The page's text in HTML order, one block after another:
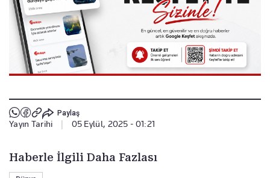
Paylaş
Yayın Tarihi 05 Eylül, 2025 - 01:21
Haberle İlgili Daha Fazlası